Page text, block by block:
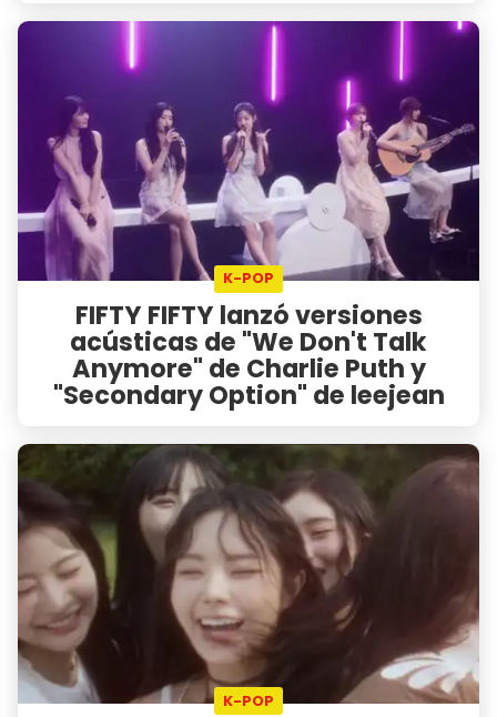
K-POP
FIFTY FIFTY lanzó versiones
acústicas de "We Don't Talk
Anymore" de Charlie Puth y
"Secondary Option" de leejean
K-POP